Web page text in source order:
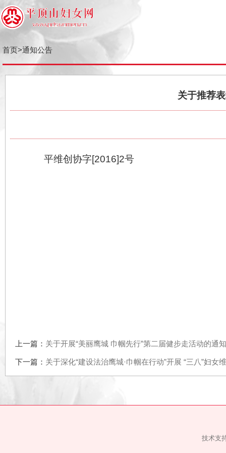
首页>通知公告
关于推
平维创协字[2016]2号
上一篇：关于开展“美丽鹰城 巾帼先行”第二届健步走活动的